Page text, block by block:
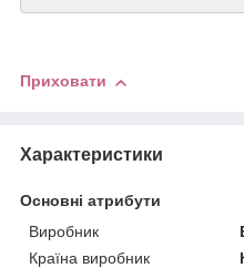
Приховати
Характеристики
Основні атрибути
Виробник
Країна виробник